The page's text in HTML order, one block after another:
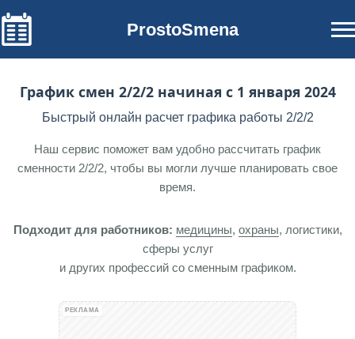
ProstoSmena
График смен 2/2/2 начиная с 1 января 2024
Быстрый онлайн расчет графика работы 2/2/2
Наш сервис поможет вам удобно рассчитать график
сменности 2/2/2, чтобы вы могли лучше планировать свое
время.
Подходит для работников: медицины, охраны, логистики,
сферы услуг
и других профессий со сменным графиком.
РЕКЛАМА